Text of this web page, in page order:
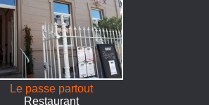
Le passe partout
Restaurant